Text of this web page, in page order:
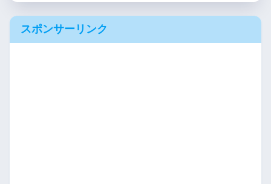
スポンサーリンク